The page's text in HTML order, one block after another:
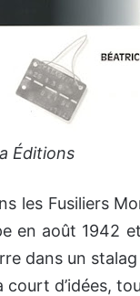
Éditions
les Fusiliers
en août 1942
dans un
d’idées,